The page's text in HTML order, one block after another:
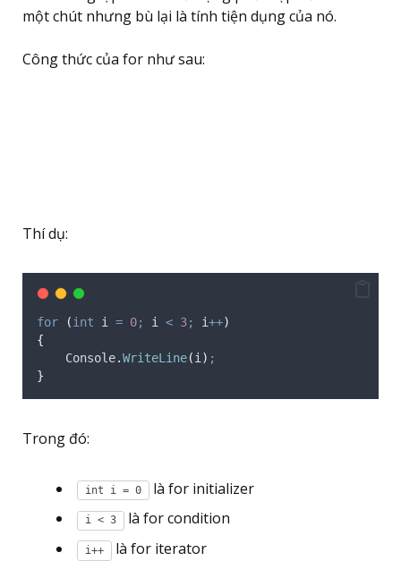
một chút nhưng bù lại là tính tiện dụng của nó.
Công thức của for như sau:
Thí dụ:
for (int i = 0; i < 3; i++)
{
Console.WriteLine(i ) ;
}
Trong đó:
int i = 0 là for initializer
i < 3 là for condition
i++ là for iterator